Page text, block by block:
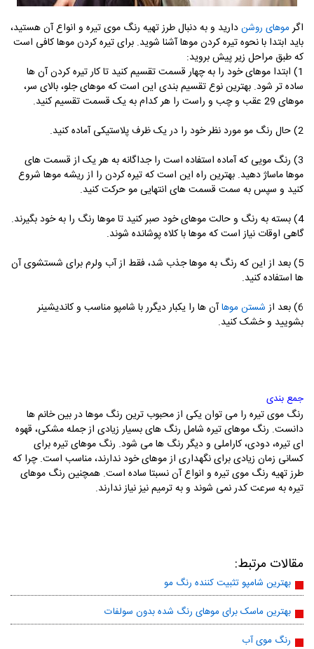
اگرموهای روشندارید و به دنبال طرز تهیه رنگ موی تیره و انواع آن هستید،
باید ابتدا با نحوه تیره کردن موها آشنا شوید. برای تیره کردن موها کافی است
که طبق مراحل زیر پیش بروید:
1) ابتدا موهای خود را به چهار قسمت تقسیم کنید تا کار تیره کردن آن ها
ساده تر شود. بهترین نوع تقسیم بندی این است که موهای جلو، بالای سر،
موهای 29 عقب و چب و راست را هر کدام به یک قسمت تقسیم کنید.
2) حال رنگ مو مورد نظر خود را در یک ظرف پلاستیکی آماده کنید.
3) رنگ مویی که آماده استفاده است را جداگانه به هر یک از قسمت های
موها ماساژ دهید. بهترین راه این است که تیره کردن را از ریشه موها شروع
کنید و سپس به سمت قسمت های انتهایی مو حرکت کنید.
4) بسته به رنگ و حالت موهای خود صبر کنید تا موها رنگ را به خود بگیرند.
گاهی اوقات نیاز است که موها با کلاه پوشانده شوند.
5) بعد از این که رنگ به موها جذب شد، فقط از آب ولرم برای شستشوی آن
ها استفاده کنید.
6) بعد از
شستن موهاآن ها را یکبار دیگرر با شامپو مناسب و کاندیشینر
بشویید و خشک کنید.
جمع بندی
رنگ موی تیره را می توان یکی از محبوب ترین رنگ موها در بین خانم ها
دانست. رنگ موهای تیره شامل رنگ های بسیار زیادی از جمله مشکی، قهوه
ای تیره، دودی، کاراملی و دیگر رنگ ها می شود. رنگ موهای تیره برای
کسانی زمان زیادی برای نگهداری از موهای خود ندارند، مناسب است. چرا که
طرز تهیه رنگ موی تیره و انواع آن نسبتا ساده است. همچنین رنگ موهای
تیره به سرعت کدر نمی شوند و به ترمیم نیز نیاز ندارند.
مقالات مرتبط:
بهترین شامپو تثبیت کننده رنگ مو
بهترین ماسک برای موهای رنگ شده بدون سولفات
رنگ موی آب